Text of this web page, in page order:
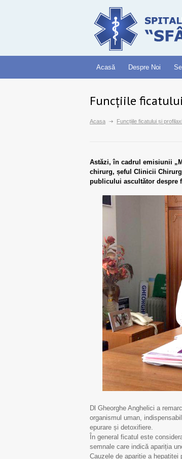
Acasă Despre Noi
Funcțiile
Acasa Funcțiile ficatului și
Astăzi, în cadrul emisiunii
chirurg, șeful Clinicii
publicului ascultător despre
Dl Gheorghe Anghelici a
organismul uman,
epurare și detoxifiere.
În general ficatul este
semnale care indică apariția
Cauzele de apariție a